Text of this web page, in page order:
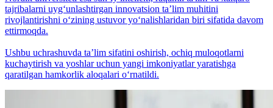
tajribalarni uyg‘unlashtirgan innovatsion taʼlim muhitini
rivojlantirishni o‘zining ustuvor yo‘nalishlaridan biri sifatida davom
ettirmoqda.
Ushbu uchrashuvda taʼlim sifatini oshirish, ochiq muloqotlarni
kuchaytirish va yoshlar uchun yangi imkoniyatlar yaratishga
qaratilgan hamkorlik aloqalari o‘rnatildi.